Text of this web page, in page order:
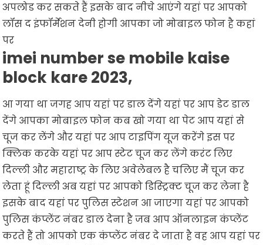
अपलोड कर सकते हैं इसके बाद नीचे आएंगे यहां पर आपको
लॉस द इंफॉर्मेशन देनी होगी आपका जो मोबाइल फोन है कहां
पर
imei number se mobile kaise
block kare 2023,
आ गया था जगह आप यहां पर डाल देंगे यहां पर आप डेट डाल
देंगे आपका मोबाइल फोन कब खो गया था पेट आप यहां से
चूज कर लेंगे और यहां पर आप टाइपिंग यूज करेंगे इस पर
क्लिक करके यहां पर आप स्टेट चूज कर लेंगे करंट लिए
दिल्ली और महाराष्ट्र के लिए अवेलेबल है चलिए मैं चूज कर
लेता हूं दिल्ली अब यहां पर आपको डिस्ट्रिक्ट चूज कर लेना है
इसके बाद यहां पर पुलिस स्टेशन आ जाएगा यहां पर आपको
पुलिस कंप्लेंट नंबर डाल देना है जब आप ऑनलाइन कंप्लेंट
करते हैं तो आपको एक कंप्लेंट नंबर दे जाता है वह आप यहां पर